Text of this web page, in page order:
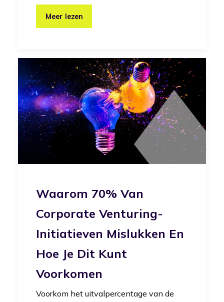
Meer lezen
Waarom 70% Van
Corporate Venturing-
Initiatieven Mislukken En
Hoe Je Dit Kunt
Voorkomen
Voorkom het uitvalpercentage van de